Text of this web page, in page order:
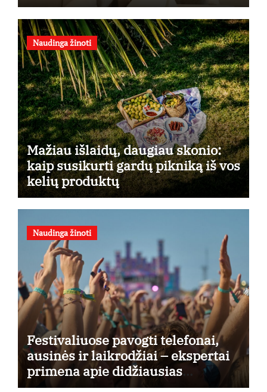
Naudinga žinoti
Mažiau išlaidų, daugiau skonio:
kaip susikurti gardų pikniką iš vos
kelių produktų
Naudinga žinoti
Festivaliuose pavogti telefonai,
ausinės ir laikrodžiai – ekspertai
primena apie didžiausias
finansines rizikas